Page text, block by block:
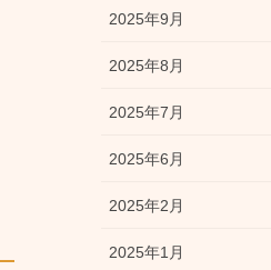
2025年9月
2025年8月
2025年7月
2025年6月
2025年2月
2025年1月